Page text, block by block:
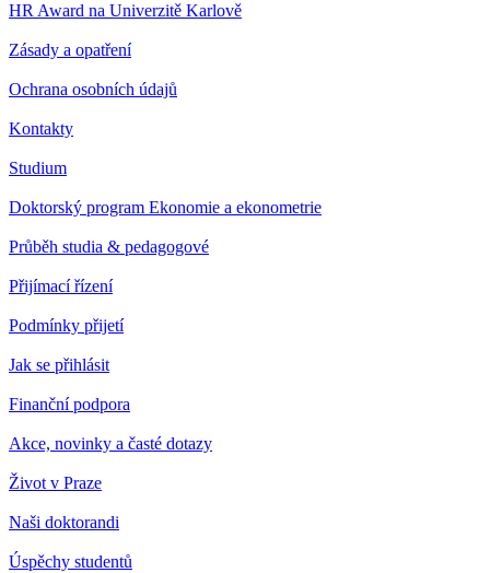
HR Award na Univerzitě Karlově
Zásady a opatření
Ochrana osobních údajů
Kontakty
Studium
Doktorský program Ekonomie a ekonometrie
Průběh studia & pedagogové
Přijímací řízení
Podmínky přijetí
Jak se přihlásit
Finanční podpora
Akce, novinky a časté dotazy
Život v Praze
Naši doktorandi
Úspěchy studentů